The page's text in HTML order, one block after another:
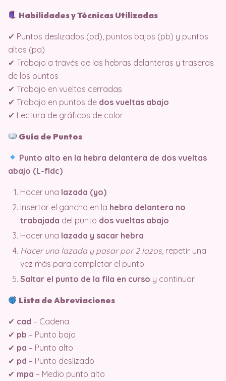
Habilidades y Técnicas Utilizadas
✔ Puntos deslizados (pd), puntos bajos (pb) y puntos
altos (pa)
✔ Trabajo a través de las hebras delanteras y traseras
de los puntos
✔ Trabajo en vueltas cerradas
✔ Trabajo en puntos de dos vueltas abajo
✔ Lectura de gráficos de color
Guía de Puntos
Punto alto en la hebra delantera de dos vueltas
abajo (L-fldc)
Hacer una lazada (yo)
Insertar el gancho en la hebra delantera no
trabajada del punto dos vueltas abajo
Hacer una lazada y sacar hebra
Hacer una lazada y pasar por 2 lazos , repetir una
vez más para completar el punto
Saltar el punto de la fila en curso y continuar
Lista de Abreviaciones
✔ cad – Cadena
✔ pb – Punto bajo
✔ pa – Punto alto
✔ pd – Punto deslizado
✔ mpa – Medio punto alto